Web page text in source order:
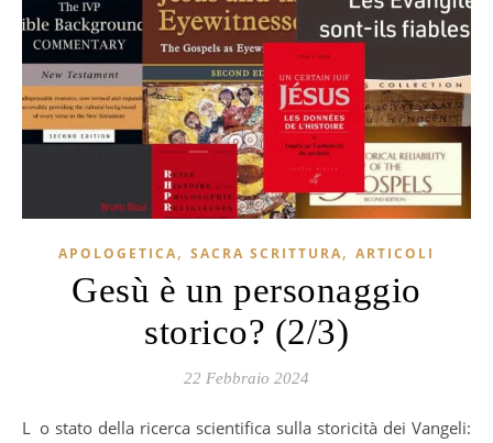
APOLOGETICA, SACRA SCRITTURA, ARTICOLI
Gesù è un personaggio
storico? (2/3)
22 Febbraio 2024
Lo stato della ricerca scientifica sulla storicità dei Vangeli: